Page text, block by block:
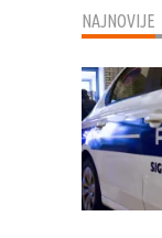
NAJNOVIJE